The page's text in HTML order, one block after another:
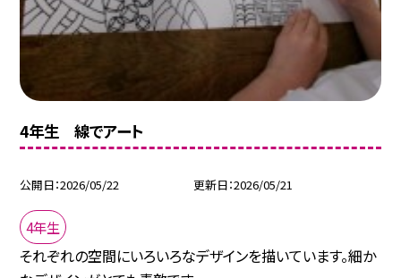
4年生 線でアート
公開日 2026/05/22 更新日 2026/05/21
4年生
それぞれの空間にいろいろなデザインを描いています。細か